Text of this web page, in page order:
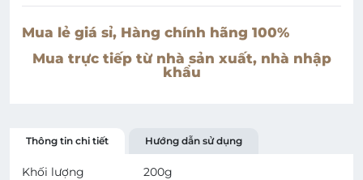
Mua lẻ giá sỉ, Hàng chính hãng 100%
Mua trực tiếp từ nhà sản xuất, nhà nhập
khẩu
Thông tin chi tiết Hướng dẫn sử dụng
Khối lượng 200g